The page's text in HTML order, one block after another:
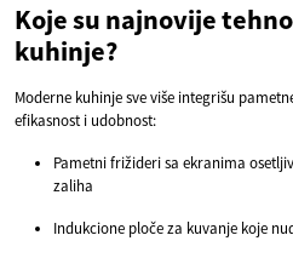
Koje su najnovije
kuhinje?
Moderne kuhinje sve više integrišu
efikasnost i udobnost:
Pametni frižideri sa ekranima
zaliha
Indukcione ploče za kuvanje koje